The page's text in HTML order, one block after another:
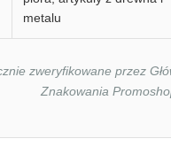
metalu
zweryfikowane przez
Znakowania